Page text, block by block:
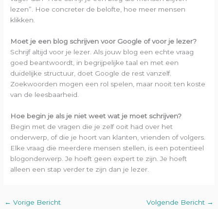
lezen”. Hoe concreter de belofte, hoe meer mensen
klikken.
Moet je een blog schrijven voor Google of voor je lezer?
Schrijf altijd voor je lezer. Als jouw blog een echte vraag
goed beantwoordt, in begrijpelijke taal en met een
duidelijke structuur, doet Google de rest vanzelf.
Zoekwoorden mogen een rol spelen, maar nooit ten koste
van de leesbaarheid.
Hoe begin je als je niet weet wat je moet schrijven?
Begin met de vragen die je zelf ooit had over het
onderwerp, of die je hoort van klanten, vrienden of volgers.
Elke vraag die meerdere mensen stellen, is een potentieel
blogonderwerp. Je hoeft geen expert te zijn. Je hoeft
alleen een stap verder te zijn dan je lezer.
← Vorige Bericht Volgende Bericht →